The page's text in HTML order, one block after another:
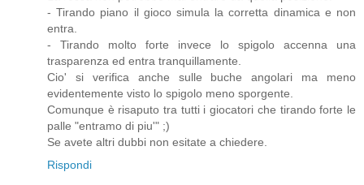
- Tirando piano il gioco simula la corretta dinamica e non
entra.
- Tirando molto forte invece lo spigolo accenna una
trasparenza ed entra tranquillamente.
Cio' si verifica anche sulle buche angolari ma meno
evidentemente visto lo spigolo meno sporgente.
Comunque è risaputo tra tutti i giocatori che tirando forte le
palle "entramo di piu'" ;)
Se avete altri dubbi non esitate a chiedere.
Rispondi